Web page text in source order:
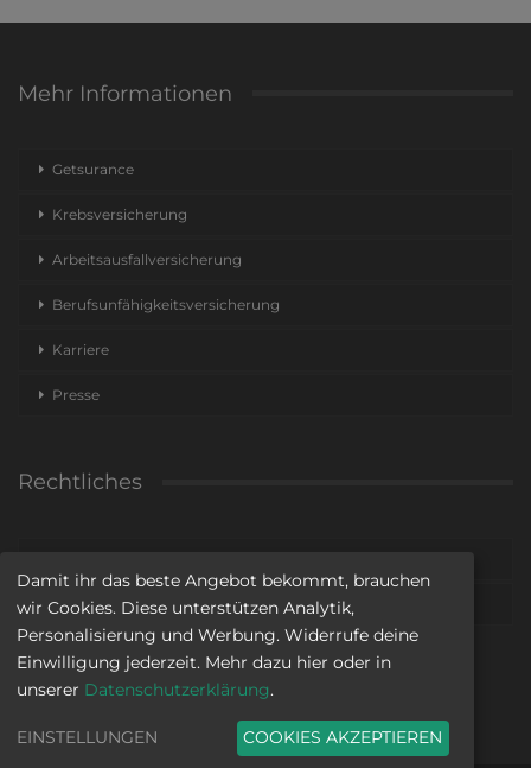
Mehr Informationen
Getsurance
Krebsversicherung
Arbeitsausfallversicherung
Berufsunfähigkeitsversicherung
Karriere
Presse
Rechtliches
Datenschutz
Damit ihr das beste Angebot bekommt, brauchen
wir Cookies. Diese unterstützen Analytik,
Personalisierung und Werbung. Widerrufe deine
Einwilligung jederzeit. Mehr dazu hier oder in
unserer Datenschutzerklärung.
EINSTELLUNGEN COOKIES AKZEPTIEREN